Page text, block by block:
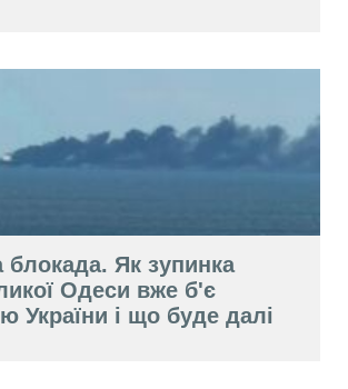
блокада. Як зупинка
Одеси вже б'є
України і що буде далі